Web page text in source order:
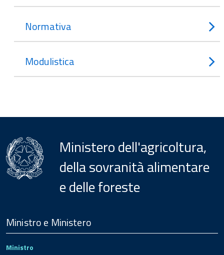
Normativa
Modulistica
Ministero dell'agricoltura,
della sovranità alimentare
e delle foreste
Footer
Ministro e Ministero
Ministro